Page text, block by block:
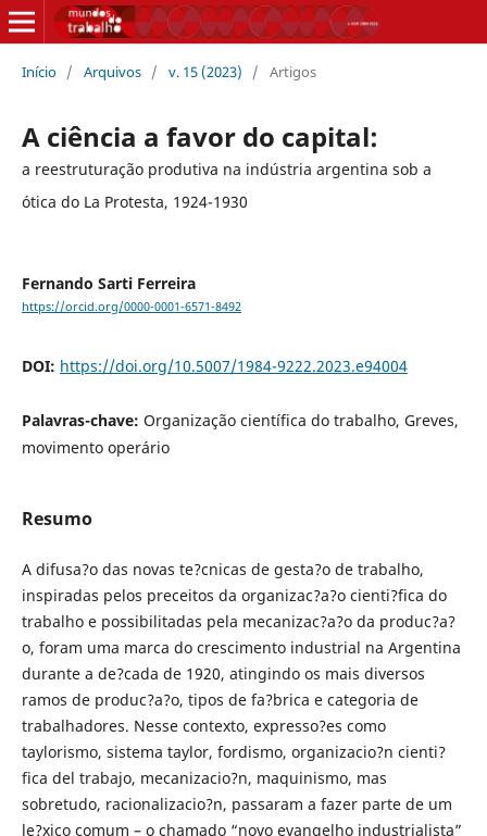
Início / Arquivos / v. 15 (2023) / Artigos
A ciência a favor do capital:
a reestruturação produtiva na indústria argentina sob a
ótica do La Protesta, 1924-1930
Fernando Sarti Ferreira
https://orcid.org/0000-0001-6571-8492
DOI: https://doi.org/10.5007/1984-9222.2023.e94004
Palavras-chave: Organização científica do trabalho, Greves,
movimento operário
Resumo
A difusa?o das novas te?cnicas de gesta?o de trabalho,
inspiradas pelos preceitos da organizac?a?o cienti?fica do
trabalho e possibilitadas pela mecanizac?a?o da produc?a?
o, foram uma marca do crescimento industrial na Argentina
durante a de?cada de 1920, atingindo os mais diversos
ramos de produc?a?o, tipos de fa?brica e categoria de
trabalhadores. Nesse contexto, expresso?es como
taylorismo, sistema taylor, fordismo, organizacio?n cienti?
fica del trabajo, mecanizacio?n, maquinismo, mas
sobretudo, racionalizacio?n, passaram a fazer parte de um
le?xico comum – o chamado “novo evangelho industrialista”